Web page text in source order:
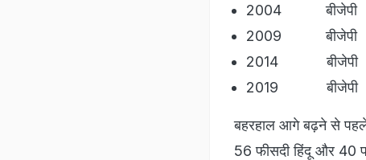
2004 बीजेपी
2009 बीजेपी
2014 बीजेपी
2019 बीजेपी
बहरहाल आगे बढ़ने से पहले
56 फीसदी हिंदू और 40